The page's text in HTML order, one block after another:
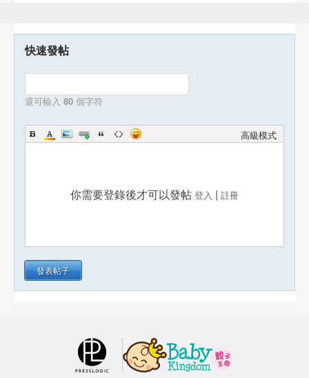
快速發帖
還可輸入 80 個字符
高級模式
你需要登錄後才可以發帖 登入 | 註冊
發表帖子